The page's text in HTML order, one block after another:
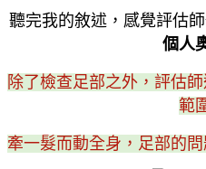
聽完我的敘述，感覺評估
個人
除了檢查足部之外，評估
範
牽一髮而動全身，足部的